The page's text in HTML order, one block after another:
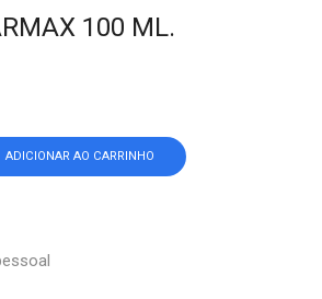
100 ML.
ADICIONAR AO CARRINHO